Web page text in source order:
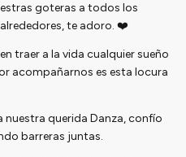
goteras a todos los
te adoro. ❤️
traer a la vida cualquier sueño
acompañarnos es esta locura
querida Danza, confío
barreras juntas.